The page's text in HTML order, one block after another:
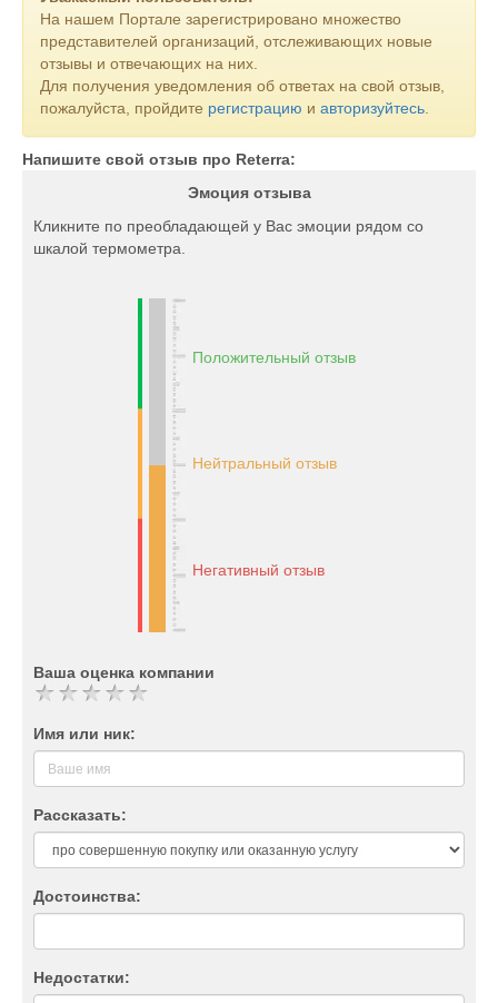
На нашем Портале зарегистрировано множество
представителей организаций, отслеживающих новые
отзывы и отвечающих на них.
Для получения уведомления об ответах на свой отзыв,
пожалуйста, пройдите регистрацию и авторизуйтесь
Напишите свой отзыв про Reterra:
Эмоция отзыва
Кликните по преобладающей у Вас эмоции рядом со
шкалой термометра.
Положительный отзыв
Нейтральный отзыв
Негативный отзыв
Ваша оценка компании
Имя или ник:
Рассказать:
Достоинства:
Недостатки: